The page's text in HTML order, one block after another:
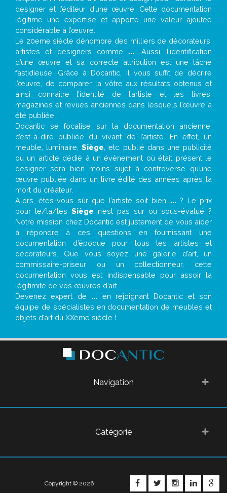
designer et l’éditeur d’une œuvre. Cette documentation
légitime une expertise et apporte une valeur ajoutée
considérable à l’œuvre.
Le 20eme siècle dénombre des milliers de décorateurs,
artistes et designers comme ... . Aussi, l’identification
d’une œuvre et sa correcte attribution est une tâche
fastidieuse. Grâce à Docantic, il vous suffit de décrire
l’œuvre, de comparer la vôtre aux résultats obtenus et
ainsi connaître l’identité de l’artiste et les livres,
magazines et revues anciennes dans lesquels l’œuvre a
été publiée.
Docantic se focalise sur la documentation ancienne,
c’est-à-dire publiée du vivant de l’artiste. En effet, un
meuble, luminaire, Siège , etc. publié dans une publicité
ou un article dédié à un évènement où était présent le
designer sera bien moins sujet à controverse qu’une
œuvre publiée dans un livre édité des années après la
mort du créateur.
Alors, êtes-vous sûr que l’artiste soit bien ...? Le prix
pour le/la/les Siège n’est pas sur ou sous-évalué ?
Notre mission chez Docantic est justement de vous aider
à répondre à ces questions en fournissant une
documentation d’époque pour tous les artistes et
décorateurs. Que vous soyez une galerie d’art, un
commissaire-priseur ou un collectionneur, cette
documentation vous est indispensable pour assoir la
légitimité de vos œuvres d’art.
Devenez expert de ... en rejoignant Docantic et son
équipe de spécialistes en documentation de meubles et
objets d’art du XXème siècle !
Navigation
Catégorie
FACEBOOKTWITTER
Copyright © 2026